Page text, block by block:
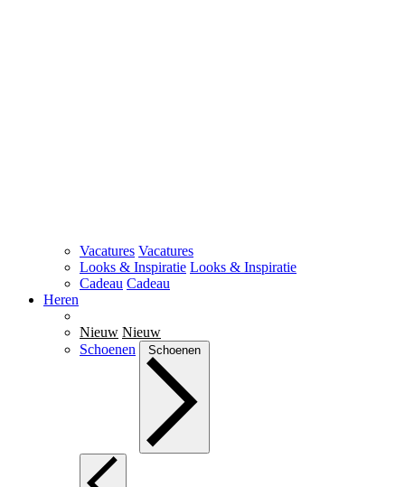
Vacatures Vacatures
Looks & Inspiratie Looks & Inspiratie
Cadeau Cadeau
Heren
Nieuw Nieuw
Schoenen
Schoenen